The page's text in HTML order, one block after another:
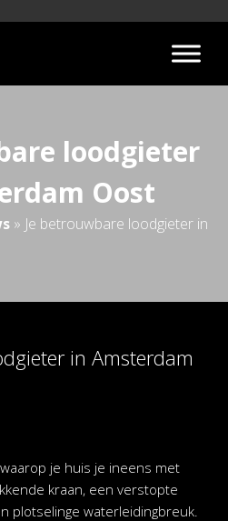
loodgieter
Oost
» Je betrouwbare loodgieter in
in Amsterdam
je huis je ineens met
kraan, een verstopte
plotselinge waterleidingbreuk.